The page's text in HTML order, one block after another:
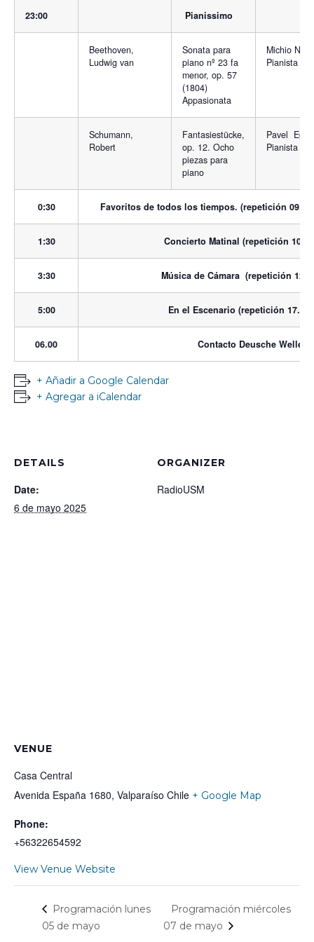
23:00 Pianissimo
Beethoven,
Ludwig van
Sonata para
piano nº 23 fa
menor, op. 57
(1804)
Appasionata
Michio
Pianista
Schumann,
Robert
Fantasiestücke,
op. 12. Ocho
piezas para
piano
Pavel
Pianista
0:30 Favoritos de todos los tiempos. (repetición
1:30 Concierto Matinal (repetición
3:30 Música de Cámara (repetición
5:00 En el Escenario (repetición 17.00
06.00 Contacto Deusche Welle
+ Añadir a Google Calendar
+ Agregar a iCalendar
DETAILS
Date:
6 de mayo 2025
ORGANIZER
RadioUSM
VENUE
Casa Central
Avenida España 1680, Valparaíso Chile + Google Map
Phone:
+56322654592
View Venue Website
Programación lunes
05 de mayo
Programación miércoles
07 de mayo